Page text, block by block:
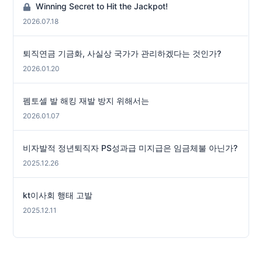
Winning Secret to Hit the Jackpot!
2026.07.18
퇴직연금 기금화, 사실상 국가가 관리하겠다는 것인가?
2026.01.20
펨토셀 발 해킹 재발 방지 위해서는
2026.01.07
비자발적 정년퇴직자 PS성과급 미지급은 임금체불 아닌가?
2025.12.26
kt이사회 행태 고발
2025.12.11